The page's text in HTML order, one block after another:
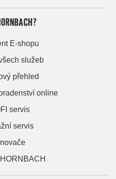
E-shopu
služeb
přehled
online
servis
servis